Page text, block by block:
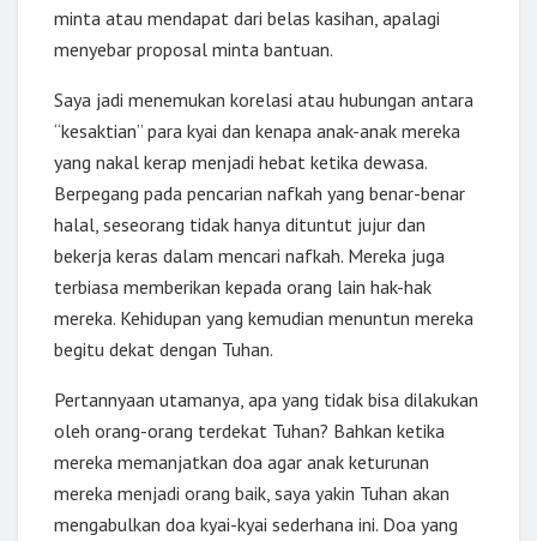
minta atau mendapat dari belas kasihan, apalagi
menyebar proposal minta bantuan.
Saya jadi menemukan korelasi atau hubungan antara
“kesaktian” para kyai dan kenapa anak-anak mereka
yang nakal kerap menjadi hebat ketika dewasa.
Berpegang pada pencarian nafkah yang benar-benar
halal, seseorang tidak hanya dituntut jujur dan
bekerja keras dalam mencari nafkah. Mereka juga
terbiasa memberikan kepada orang lain hak-hak
mereka. Kehidupan yang kemudian menuntun mereka
begitu dekat dengan Tuhan.
Pertannyaan utamanya, apa yang tidak bisa dilakukan
oleh orang-orang terdekat Tuhan? Bahkan ketika
mereka memanjatkan doa agar anak keturunan
mereka menjadi orang baik, saya yakin Tuhan akan
mengabulkan doa kyai-kyai sederhana ini. Doa yang